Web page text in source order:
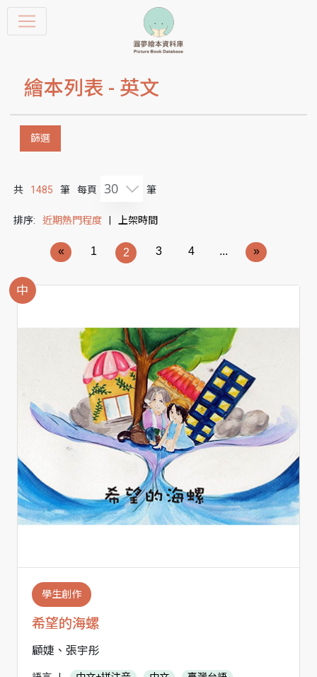
繪本列表 - 英文
篩選
共 1485 筆 每頁 30 筆
排序: 近期熱門程度 上架時間
« 1 2 3 4 ... »
中
學生創作
希望的海螺
顧婕、張宇彤